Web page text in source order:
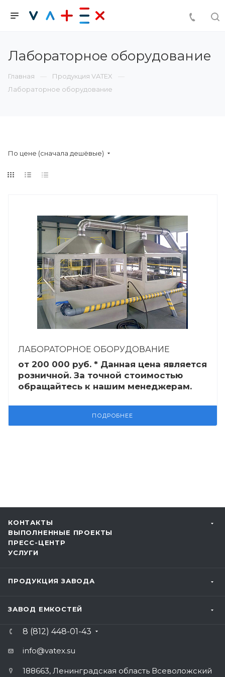
Лабораторное оборудование
Главная
Продукция VATEX
Лабораторное оборудование
По цене (сначала дешёвые)
ЛАБОРАТОРНОЕ ОБОРУДОВАНИЕ
от 200 000 руб. * Данная цена является
розничной. За точной стоимостью
обращайтесь к нашим менеджерам.
ПОДРОБНЕЕ
КОНТАКТЫ
ВЫПОЛНЕННЫЕ ПРОЕКТЫ
ПРЕСС-ЦЕНТР
УСЛУГИ
ПРОДУКЦИЯ ЗАВОДА
ЗАВОД ЕМКОСТЕЙ
8 (812) 448-01-43
info@vatex.su
188663, Ленинградская область Всеволожский